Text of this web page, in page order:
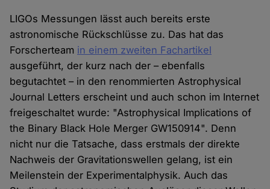
LIGOs Messungen lässt auch bereits erste
astronomische Rückschlüsse zu. Das hat das
Forscherteam in einem zweiten Fachartikel
ausgeführt, der kurz nach der – ebenfalls
begutachtet – in den renommierten Astrophysical
Journal Letters erscheint und auch schon im Internet
freigeschaltet wurde: "Astrophysical Implications of
the Binary Black Hole Merger GW150914". Denn
nicht nur die Tatsache, dass erstmals der direkte
Nachweis der Gravitationswellen gelang, ist ein
Meilenstein der Experimentalphysik. Auch das